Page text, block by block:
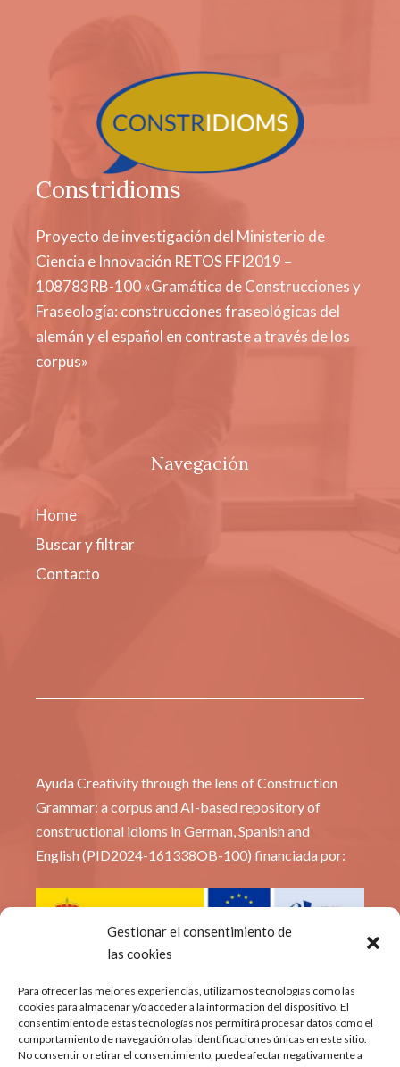
Gestionar el consentimiento de
las cookies
Para ofrecer las mejores experiencias, utilizamos tecnologías como las
cookies para almacenar y/o acceder a la información del dispositivo. El
consentimiento de estas tecnologías nos permitirá procesar datos como el
comportamiento de navegación o las identificaciones únicas en este sitio.
No consentir o retirar el consentimiento, puede afectar negativamente a
Constridioms
Proyecto de investigación del Ministerio de
Ciencia e Innovación RETOS FFI2019 –
108783RB-100 «Gramática de Construcciones y
Fraseología: construcciones fraseológicas del
alemán y el español en contraste a través de los
corpus»
Navegación
Home
Buscar y filtrar
Contacto
Ayuda Creativity through the lens of Construction
Grammar: a corpus and AI-based repository of
constructional idioms in German, Spanish and
English (PID2024-161338OB-100) financiada por:
© Constridioms
Política de privacidad
Aviso Legal